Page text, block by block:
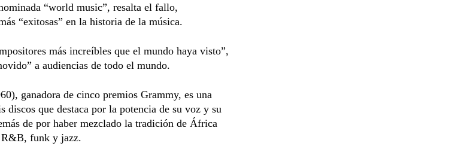
“world music”, resalta el fallo,
“exitosas” en la historia de la música.
más increíbles que el mundo haya visto”,
a audiencias de todo el mundo.
ganadora de cinco premios Grammy, es una
discos que destaca por la potencia de su voz y su
de por haber mezclado la tradición de África
R&B, funk y jazz.